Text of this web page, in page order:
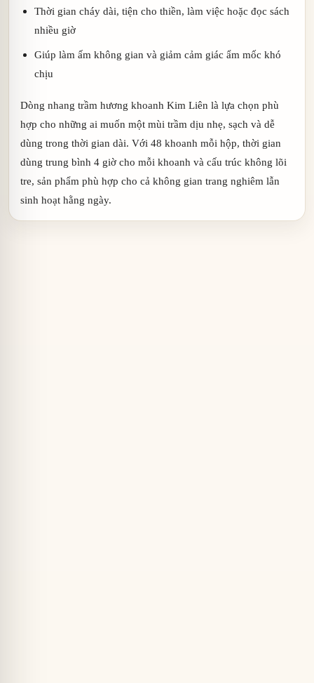
Thời gian cháy dài, tiện cho thiền, làm việc hoặc đọc sách
nhiều giờ
Giúp làm ấm không gian và giảm cảm giác ẩm mốc khó
chịu
Dòng nhang trầm hương khoanh Kim Liên là lựa chọn phù
hợp cho những ai muốn một mùi trầm dịu nhẹ, sạch và dễ
dùng trong thời gian dài. Với 48 khoanh mỗi hộp, thời gian
dùng trung bình 4 giờ cho mỗi khoanh và cấu trúc không lõi
tre, sản phẩm phù hợp cho cả không gian trang nghiêm lẫn
sinh hoạt hằng ngày.